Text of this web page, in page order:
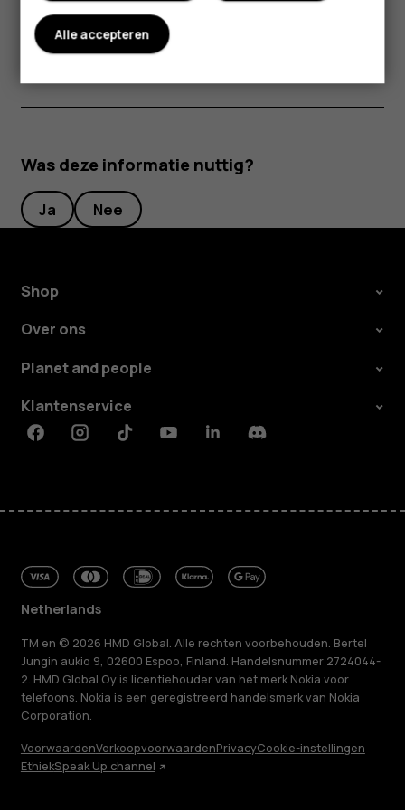
netwerken verbroken en worden de draadloze functies
van uw apparaat uitgeschakeld.
Was deze informatie nuttig?
Ja Nee
Shop
Over ons
Planet and people
Klantenservice
FacebookInstagramTiktokYoutubeLinkedinDiscord
Netherlands
TM en © 2026 HMD Global. Alle rechten voorbehouden. Bertel
Jungin aukio 9, 02600 Espoo, Finland. Handelsnummer 2724044-
2. HMD Global Oy is licentiehouder van het merk Nokia voor
telefoons. Nokia is een geregistreerd handelsmerk van Nokia
Corporation.
VoorwaardenVerkoopvoorwaardenPrivacyCookie-instellingen
EthiekSpeak Up channel
Alle accepteren